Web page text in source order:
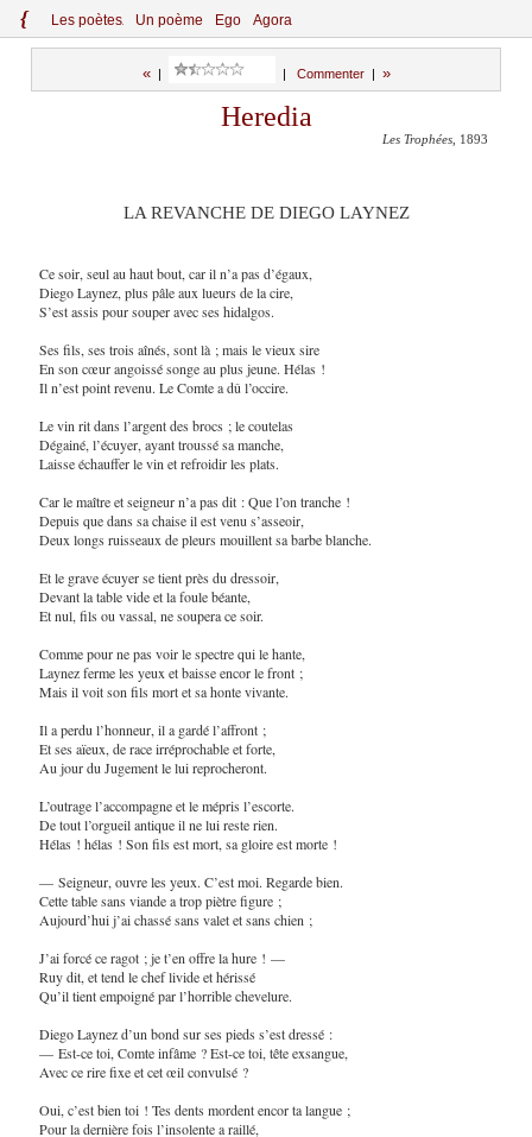
{ Les poètes Un poème Ego Agora
«| Commenter| »
Heredia
Les Trophées , 1893
LA REVANCHE DE DIEGO LAYNEZ
Ce soir, seul au haut bout, car il n’a pas d’égaux,
Diego Laynez, plus pâle aux lueurs de la cire,
S’est assis pour souper avec ses hidalgos.
Ses fils, ses trois aînés, sont là ; mais le vieux sire
En son cœur angoissé songe au plus jeune. Hélas !
Il n’est point revenu. Le Comte a dû l’occire.
Le vin rit dans l’argent des brocs ; le coutelas
Dégainé, l’écuyer, ayant troussé sa manche,
Laisse échauffer le vin et refroidir les plats.
Car le maître et seigneur n’a pas dit : Que l’on tranche !
Depuis que dans sa chaise il est venu s’asseoir,
Deux longs ruisseaux de pleurs mouillent sa barbe blanche.
Et le grave écuyer se tient près du dressoir,
Devant la table vide et la foule béante,
Et nul, fils ou vassal, ne soupera ce soir.
Comme pour ne pas voir le spectre qui le hante,
Laynez ferme les yeux et baisse encor le front ;
Mais il voit son fils mort et sa honte vivante.
Il a perdu l’honneur, il a gardé l’affront ;
Et ses aïeux, de race irréprochable et forte,
Au jour du Jugement le lui reprocheront.
L’outrage l’accompagne et le mépris l’escorte.
De tout l’orgueil antique il ne lui reste rien.
Hélas ! hélas ! Son fils est mort, sa gloire est morte !
— Seigneur, ouvre les yeux. C’est moi. Regarde bien.
Cette table sans viande a trop piètre figure ;
Aujourd’hui j’ai chassé sans valet et sans chien ;
J’ai forcé ce ragot ; je t’en offre la hure ! —
Ruy dit, et tend le chef livide et hérissé
Qu’il tient empoigné par l’horrible chevelure.
Diego Laynez d’un bond sur ses pieds s’est dressé :
— Est-ce toi, Comte infâme ? Est-ce toi, tête exsangue,
Avec ce rire fixe et cet œil convulsé ?
Oui, c’est bien toi ! Tes dents mordent encor ta langue ;
Pour la dernière fois l’insolente a raillé,